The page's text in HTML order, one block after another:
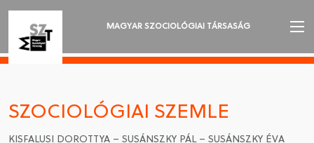
MAGYAR SZOCIOLÓGIAI TÁRSASÁG
AKTUALITÁSOK
VÁNDORGYŰLÉSEK
SZOCIOLÓGIAI SZEMLE
KISFALUSI DOROTTYA – SUSÁNSZKY PÁL – SUSÁNSZKY ÉVA